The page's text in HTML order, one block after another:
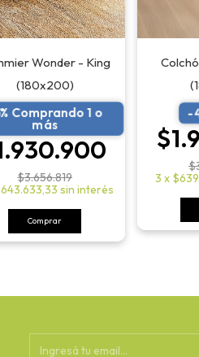
Wonder - King
(180x200)
Comprando 1 o
más
$3.656.819
sin interés
Comprar
-
3 x